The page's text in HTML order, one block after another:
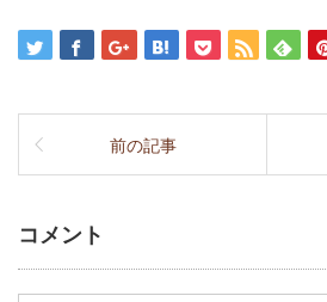
前の記事
コメント